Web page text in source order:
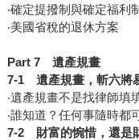
‧確定提撥制與確定福利制
‧美國省稅的退休方案
Part 7遺產規畫
7-1遺產規畫，斬六將
‧遺產規畫不是找律師填
‧誰知道？任何事隨時都
7-2財富的惋惜，還是